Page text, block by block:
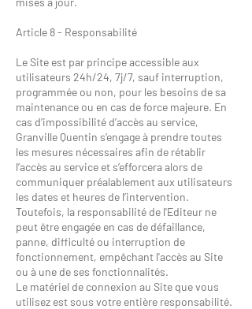
Article 8 - Responsabilité
Le Site est par principe accessible aux
utilisateurs 24h/24, 7j/7, sauf interruption,
programmée ou non, pour les besoins de sa
maintenance ou en cas de force majeure. En
cas d’impossibilité d’accès au service,
Granville Quentin s’engage à prendre toutes
les mesures nécessaires afin de rétablir
l’accès au service et s’efforcera alors de
communiquer préalablement aux utilisateurs
les dates et heures de l’intervention.
Toutefois, la responsabilité de l'Editeur ne
peut être engagée en cas de défaillance,
panne, difficulté ou interruption de
fonctionnement, empêchant l'accès au Site
ou à une de ses fonctionnalités.
Le matériel de connexion au Site que vous
utilisez est sous votre entière responsabilité.